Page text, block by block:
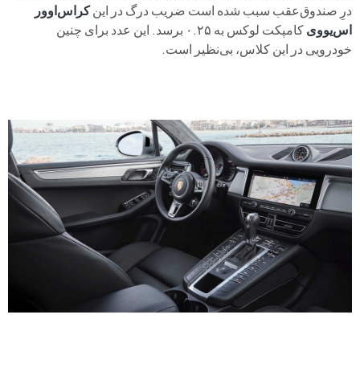
درِ صندوق‌عقب سبب شده است ضریب درگ در اینکراس‌اوور
اس‌یووی
کامپکت لوکس به ۰.۲۵ برسد. این عدد برای چنین
خودرویی در این کلاس، بی‌نظیر است.